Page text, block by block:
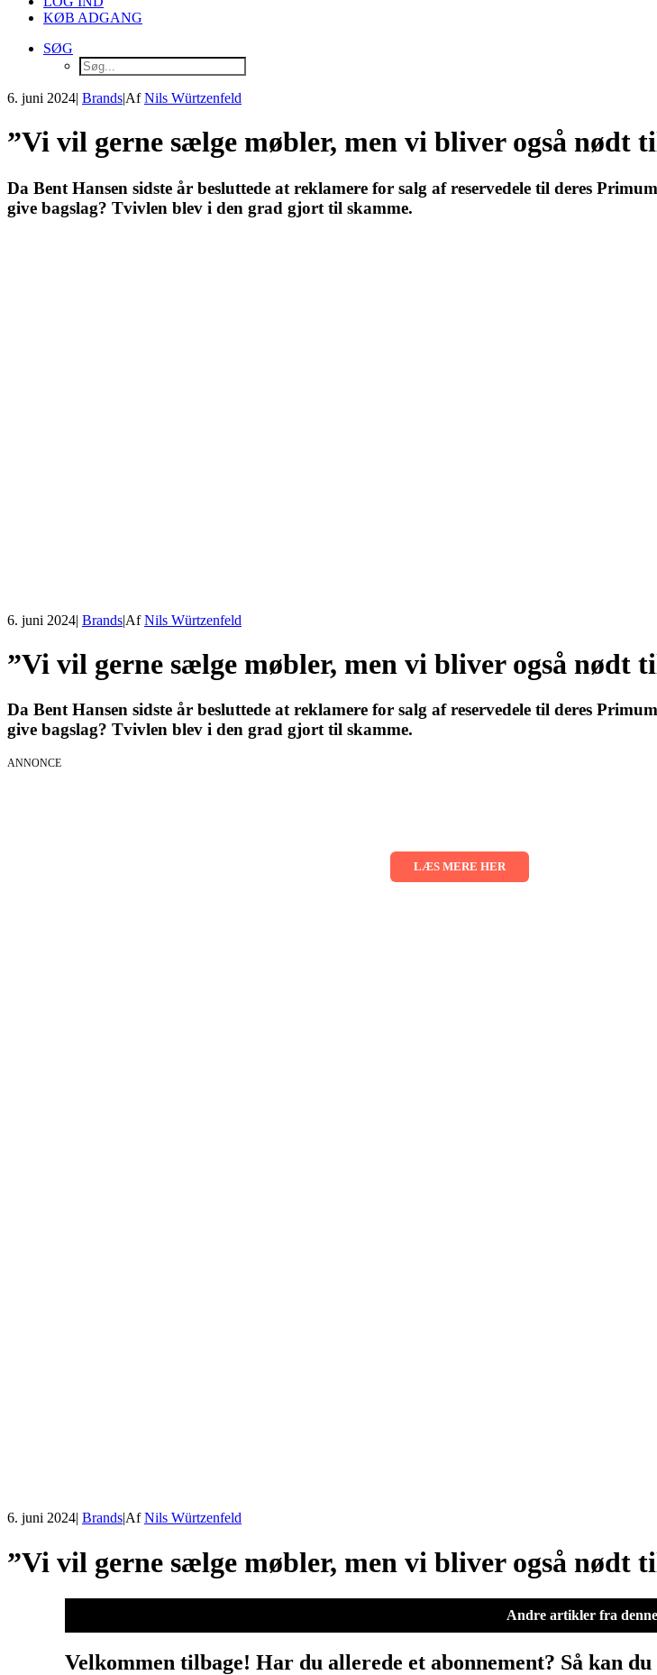
KØB ADGANG
SØG
6. juni 2024| Brands|AfNils Würtzenfeld
”Vi vil gerne sælge møbler, men vi bliver også nødt
Da Bent Hansen sidste år besluttede at reklamere for salg af reservedele til deres
give bagslag? Tvivlen blev i den grad gjort til skamme.
6. juni 2024| Brands|AfNils Würtzenfeld
”Vi vil gerne sælge møbler, men vi bliver også nødt
Da Bent Hansen sidste år besluttede at reklamere for salg af reservedele til deres
give bagslag? Tvivlen blev i den grad gjort til skamme.
ANNONCE
LÆS MERE HER
6. juni 2024| Brands|AfNils Würtzenfeld
”Vi vil gerne sælge møbler, men vi bliver også nødt
Andre artikler fra
Velkommen tilbage! Har du allerede et abonnement? Så kan